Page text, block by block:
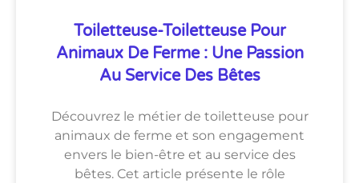
Toiletteuse-Toiletteuse Pour
Animaux De Ferme : Une Passion
Au Service Des Bêtes
Découvrez le métier de toiletteuse pour
animaux de ferme et son engagement
envers le bien-être et au service des
bêtes. Cet article présente le rôle